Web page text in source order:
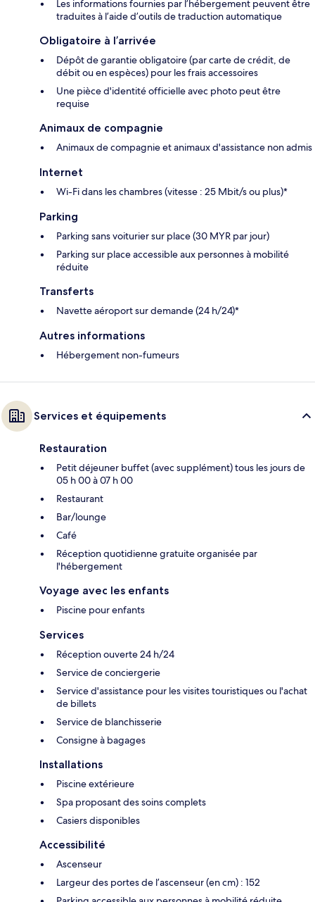
Les informations fournies par l’hébergement peuvent être
traduites à l’aide d’outils de traduction automatique
Obligatoire à l’arrivée
Dépôt de garantie obligatoire (par carte de crédit, de
débit ou en espèces) pour les frais accessoires
Une pièce d'identité officielle avec photo peut être
requise
Animaux de compagnie
Animaux de compagnie et animaux d'assistance non admis
Internet
Wi-Fi dans les chambres (vitesse : 25 Mbit/s ou plus)*
Parking
Parking sans voiturier sur place (30 MYR par jour)
Parking sur place accessible aux personnes à mobilité
réduite
Transferts
Navette aéroport sur demande (24 h/24)*
Autres informations
Hébergement non-fumeurs
Services et équipements
Restauration
Petit déjeuner buffet (avec supplément) tous les jours de
05 h 00 à 07 h 00
Restaurant
Bar/lounge
Café
Réception quotidienne gratuite organisée par
l'hébergement
Voyage avec les enfants
Piscine pour enfants
Services
Réception ouverte 24 h/24
Service de conciergerie
Service d'assistance pour les visites touristiques ou l'achat
de billets
Service de blanchisserie
Consigne à bagages
Installations
Piscine extérieure
Spa proposant des soins complets
Casiers disponibles
Accessibilité
Ascenseur
Largeur des portes de l’ascenseur (en cm) : 152